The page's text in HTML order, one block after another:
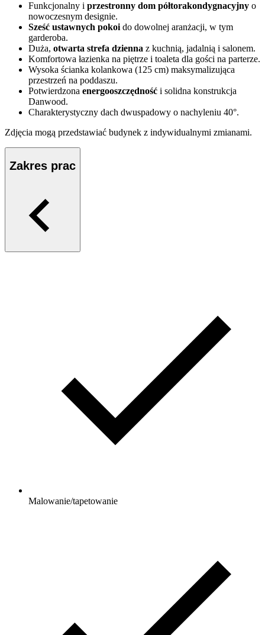
Funkcjonalny i przestronny dom półtorakondygnacyjny o
nowoczesnym designie.
Sześć ustawnych pokoi do dowolnej aranżacji, w tym
garderoba.
Duża, otwarta strefa dzienna z kuchnią, jadalnią i salonem.
Komfortowa łazienka na piętrze i toaleta dla gości na parterze.
Wysoka ścianka kolankowa (125 cm) maksymalizująca
przestrzeń na poddaszu.
Potwierdzona energooszczędność i solidna konstrukcja
Danwood.
Charakterystyczny dach dwuspadowy o nachyleniu 40°.
Zdjęcia mogą przedstawiać budynek z indywidualnymi zmianami.
Zakres prac
Malowanie/tapetowanie